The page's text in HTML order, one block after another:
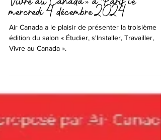
Air Canada et le CIDJ-Eurodesk
organisent la troisième édition du
salon « Étudier, s'Installer, Travailler,
Vivre au Canada » à Paris le
mercredi 4 décembre 2024
édition du salon « Étudier, s'Installer, Travailler,